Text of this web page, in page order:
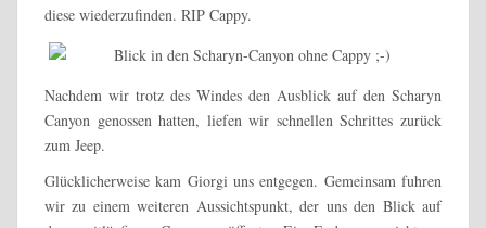
diese wiederzufinden. RIP Cappy.
Nachdem wir trotz des Windes den Ausblick auf den Scharyn
Canyon genossen hatten, liefen wir schnellen Schrittes zurück
zum Jeep.
Glücklicherweise kam Giorgi uns entgegen. Gemeinsam fuhren
wir zu einem weiteren Aussichtspunkt, der uns den Blick auf